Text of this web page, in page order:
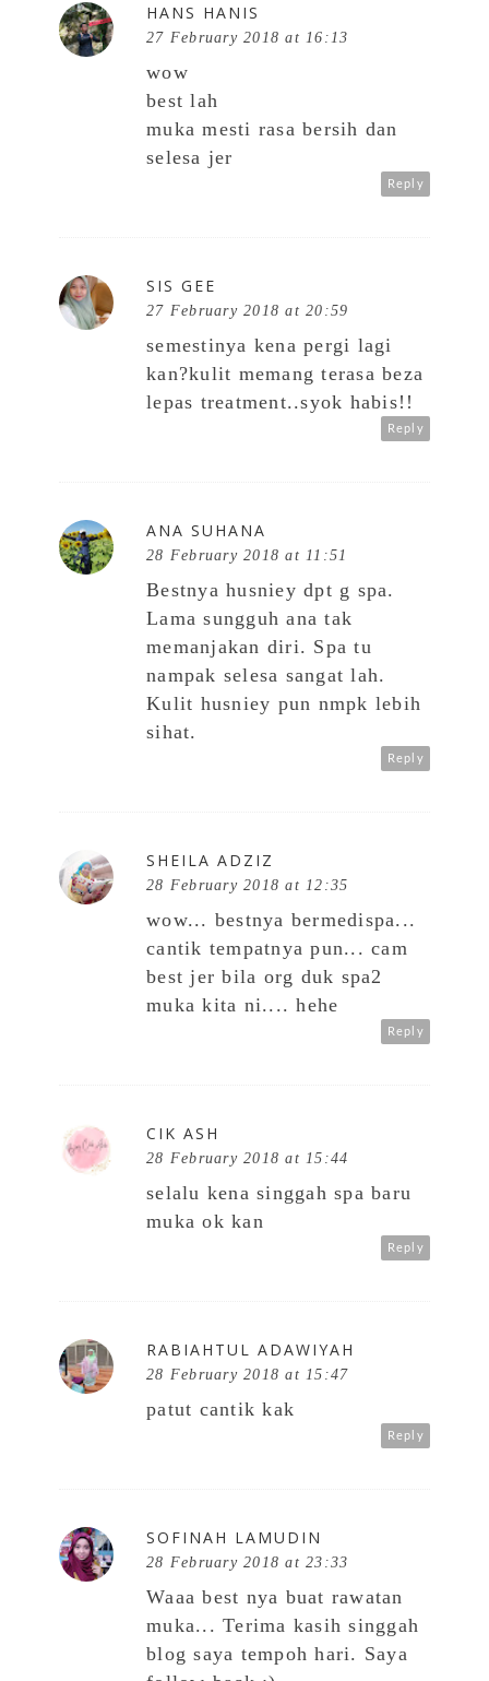
HANS HANIS
27 February 2018 at 16:13
wow
best lah
muka mesti rasa bersih dan
selesa jer
Reply
SIS GEE
27 February 2018 at 20:59
semestinya kena pergi lagi
kan?kulit memang terasa beza
lepas treatment..syok habis!!
Reply
ANA SUHANA
28 February 2018 at 11:51
Bestnya husniey dpt g spa.
Lama sungguh ana tak
memanjakan diri. Spa tu
nampak selesa sangat lah.
Kulit husniey pun nmpk lebih
sihat.
Reply
SHEILA ADZIZ
28 February 2018 at 12:35
wow... bestnya bermedispa...
cantik tempatnya pun... cam
best jer bila org duk spa2
muka kita ni.... hehe
Reply
CIK ASH
28 February 2018 at 15:44
selalu kena singgah spa baru
muka ok kan
Reply
RABIAHTUL ADAWIYAH
28 February 2018 at 15:47
patut cantik kak
Reply
SOFINAH LAMUDIN
28 February 2018 at 23:33
Waaa best nya buat rawatan
muka... Terima kasih singgah
blog saya tempoh hari. Saya